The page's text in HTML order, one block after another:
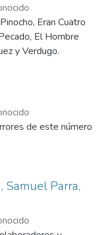
Eran Cuatro
El Hombre
y Verdugo.
de este número
Samuel Parra,